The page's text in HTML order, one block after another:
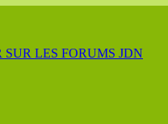
LES FORUMS JDN